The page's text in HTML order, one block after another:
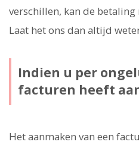
verschillen, kan de
Laat het ons dan altijd
Indien u per
facturen heeft
Het aanmaken van een